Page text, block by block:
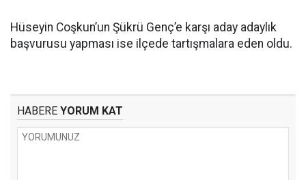
Hüseyin Coşkun’un Şükrü Genç’e karşı aday adaylık
başvurusu yapması ise ilçede tartışmalara eden oldu.
HABERE YORUM KAT